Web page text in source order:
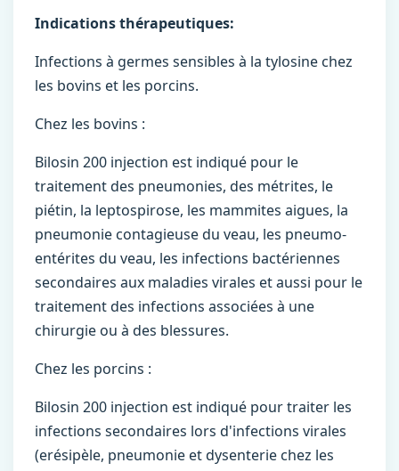
Indications thérapeutiques:
Infections à germes sensibles à la tylosine chez
les bovins et les porcins.
Chez les bovins :
Bilosin 200 injection est indiqué pour le
traitement des pneumonies, des métrites, le
piétin, la leptospirose, les mammites aigues, la
pneumonie contagieuse du veau, les pneumo-
entérites du veau, les infections bactériennes
secondaires aux maladies virales et aussi pour le
traitement des infections associées à une
chirurgie ou à des blessures.
Chez les porcins :
Bilosin 200 injection est indiqué pour traiter les
infections secondaires lors d'infections virales
(erésipèle, pneumonie et dysenterie chez les